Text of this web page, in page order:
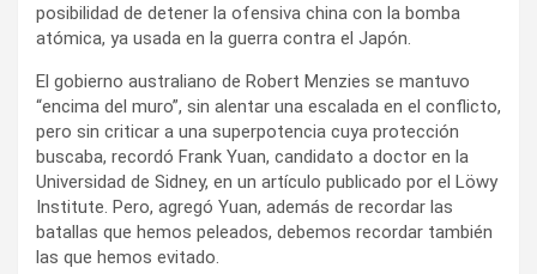
posibilidad de detener la ofensiva china con la bomba
atómica, ya usada en la guerra contra el Japón.
El gobierno australiano de Robert Menzies se mantuvo
“encima del muro”, sin alentar una escalada en el conflicto,
pero sin criticar a una superpotencia cuya protección
buscaba, recordó Frank Yuan, candidato a doctor en la
Universidad de Sidney, en un artículo publicado por el Löwy
Institute. Pero, agregó Yuan, además de recordar las
batallas que hemos peleados, debemos recordar también
las que hemos evitado.